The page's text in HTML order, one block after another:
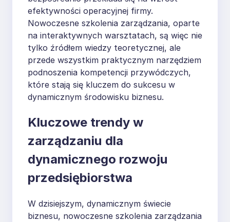
efektywności operacyjnej firmy.
Nowoczesne szkolenia zarządzania, oparte
na interaktywnych warsztatach, są więc nie
tylko źródłem wiedzy teoretycznej, ale
przede wszystkim praktycznym narzędziem
podnoszenia kompetencji przywódczych,
które stają się kluczem do sukcesu w
dynamicznym środowisku biznesu.
Kluczowe trendy w
zarządzaniu dla
dynamicznego rozwoju
przedsiębiorstwa
W dzisiejszym, dynamicznym świecie
biznesu, nowoczesne szkolenia zarządzania